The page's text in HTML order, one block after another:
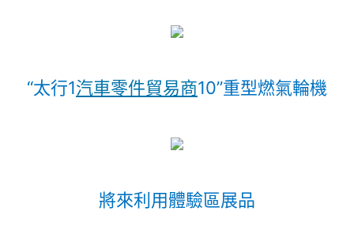
“太行1汽車零件貿易商10”重型燃氣輪機
將來利用體驗區展品